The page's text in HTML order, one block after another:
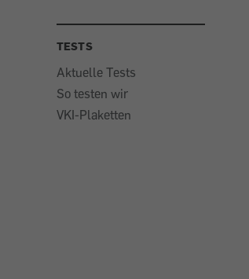
TESTS
Aktuelle Tests
So testen wir
VKI-Plaketten